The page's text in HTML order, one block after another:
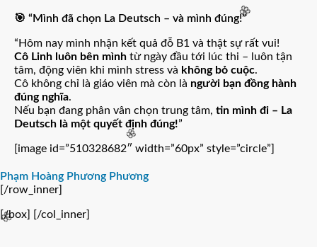
🌸
🎯 “Mình đã chọn La Deutsch – và mình đúng!”
“Hôm nay mình nhận kết quả đỗ B1 và thật sự rất vui!
Cô Linh luôn bên mình từ ngày đầu tới lúc thi – luôn tận
tâm, động viên khi mình stress và không bỏ cuộc.
Cô không chỉ là giáo viên mà còn là người bạn đồng hành
đúng nghĩa.
Nếu bạn đang phân vân chọn trung tâm, tin mình đi – La
Deutsch là một quyết định đúng!”
[image id=”510328682″ width=”60px” style=”circle”]
Phạm Hoàng Phương Phương
[/row_inner]
[/box] [/col_inner]